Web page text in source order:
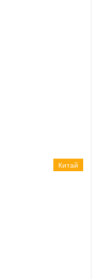
Китай